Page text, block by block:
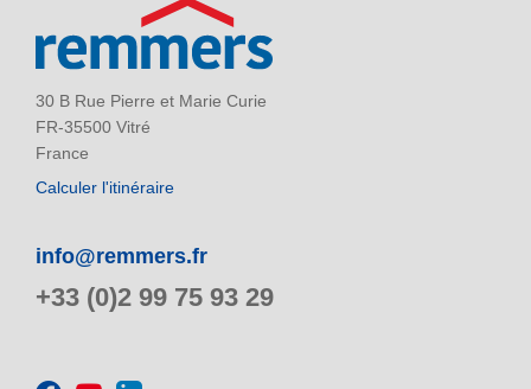
30 B Rue Pierre et Marie Curie
FR-35500 Vitré
France
Calculer l'itinéraire
info@remmers.fr
+33 (0)2 99 75 93 29